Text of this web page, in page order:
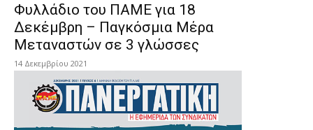
Φυλλάδιο του ΠΑΜΕ για 18
Δεκέμβρη – Παγκόσμια Μέρα
Μεταναστών σε 3 γλώσσες
14 Δεκεμβρίου 2021